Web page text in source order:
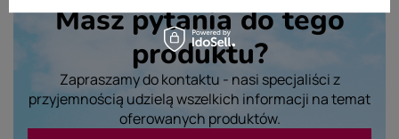
Masz pytania do tego
produktu?
Zapraszamy do kontaktu - nasi specjaliści z
przyjemnością udzielą wszelkich informacji na temat
oferowanych produktów.